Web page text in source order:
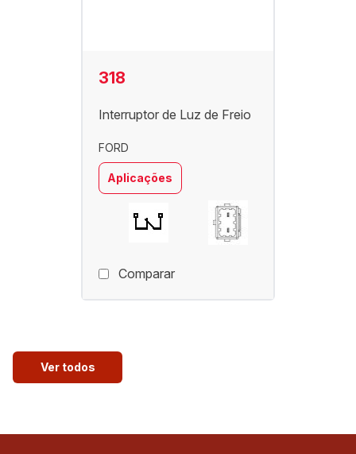
318
Interruptor de Luz de Freio
FORD
Aplicações
Comparar
Ver todos